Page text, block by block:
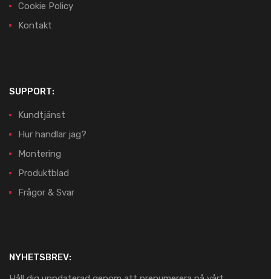
Cookie Policy
Kontakt
SUPPORT:
Kundtjänst
Hur handlar jag?
Montering
Produktblad
Frågor & Svar
NYHETSBREV: